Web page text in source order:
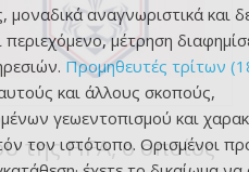
της FIFA, ο οποίος
αναγνωριστικά και
περιεχόμενο, μέτρηση
Προμηθευτές τρίτων
και άλλους σκοπούς,
γεωεντοπισμού και
τον ιστότοπο. Ορισμένοι